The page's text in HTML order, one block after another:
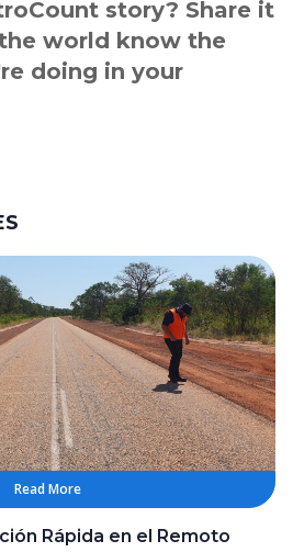
story? Share it
world know the
doing in your
Read More
Rápida en el Remoto